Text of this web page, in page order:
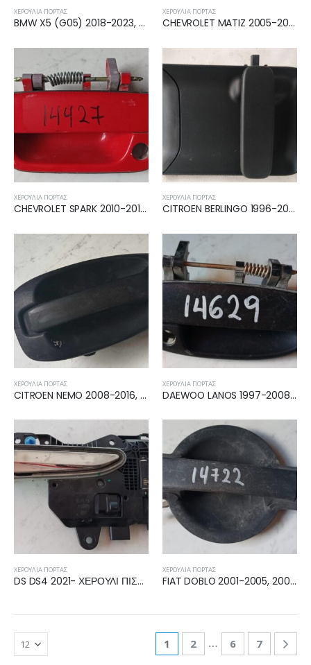
ΧΕΡΟΎΛΙΑ ΠΌΡΤΑΣ
BMW X5 (G05) 2018-2023, BMW X5 (G05N) 2023- ΧΕΡΟΥΛΙ ΠΙΣΩ ΕΞΩ ΑΡΙΣΤΕΡΟ
ΧΕΡΟΎΛΙΑ ΠΌΡΤΑΣ
CHEVROLET MATIZ 2005-2010 ΧΕΡΟΥΛΙ ΕΜΠΡΟΣ ΕΞΩ ΑΡΙΣΤΕΡΟ 96601472
ΧΕΡΟΎΛΙΑ ΠΌΡΤΑΣ
CHEVROLET SPARK 2010-2013, 2013- ΧΕΡΟΥΛΙ ΕΜΠΡΟΣ ΑΡΙΣΤΕΡΟ ΕΞΩΤΕΡΙΚΟ 96690049
ΧΕΡΟΎΛΙΑ ΠΌΡΤΑΣ
CITROEN BERLINGO 1996-2002 CITROEN BERLINGO 2002-2008 PEUGEOT PARTNER 1996-2002 PEUGEOT PARTNER 2002-2008 ΧΕΡΟΥΛΙ ΣΥΡΩΜΕΝΗΣ ΔΕΞΙΑΣ ΕΞΩΤΕΡΙΚΟ 9634932180
ΧΕΡΟΎΛΙΑ ΠΌΡΤΑΣ
CITROEN NEMO 2008-2016, FIAT FIORINO/QUBO 2008-2016, PEUGEOT BIPPER 2008-2016 ΧΕΡΟΥΛΙ ΠΟΡΤΑΣ ΠΙΣΩ ΕΞΩ ΜΕ ΑΦΑΛΟ 735482258
ΧΕΡΟΎΛΙΑ ΠΌΡΤΑΣ
DAEWOO LANOS 1997-2008 ΧΕΡΟΥΛΙ ΕΜΠΡΟΣ ΕΞΩ ΔΕΞΙΟ 96226250
ΧΕΡΟΎΛΙΑ ΠΌΡΤΑΣ
DS DS4 2021- ΧΕΡΟΥΛΙ ΠΙΣΩ ΔΕΞΙΟ 98361058DX
ΧΕΡΟΎΛΙΑ ΠΌΡΤΑΣ
FIAT DOBLO 2001-2005, 2005-2009 ΧΕΡΟΥΛΙ 5ης ΕΞΩ (ΔΙΠΛΗ) 735402299
1 2 … 6 7